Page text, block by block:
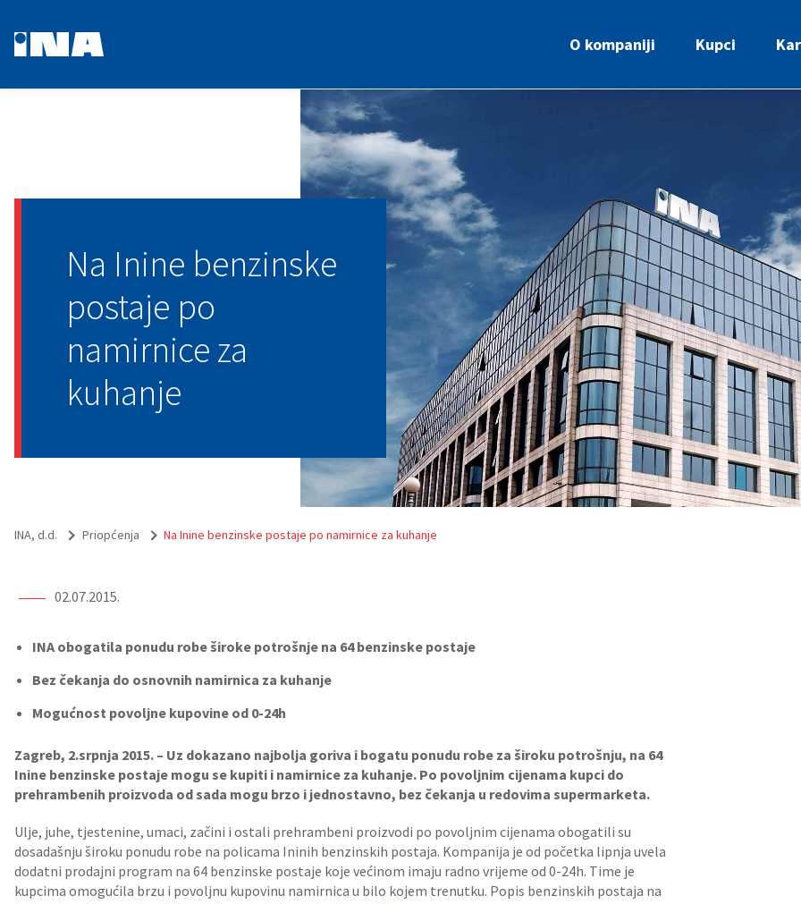
O kompaniji Kupci
Na Inine benzinske
postaje po
namirnice za
kuhanje
INA, d.d. Priopćenja Na Inine benzinske postaje po namirnice za kuhanje
02.07.2015.
INA obogatila ponudu robe široke potrošnje na 64 benzinske postaje
Bez čekanja do osnovnih namirnica za kuhanje
Mogućnost povoljne kupovine od 0-24h
Zagreb, 2.srpnja 2015. – Uz dokazano najbolja goriva i bogatu ponudu robe za široku potrošnju, na 64
Inine benzinske postaje mogu se kupiti i namirnice za kuhanje. Po povoljnim cijenama kupci do
prehrambenih proizvoda od sada mogu brzo i jednostavno, bez čekanja u redovima supermarketa.
Ulje, juhe, tjestenine, umaci, začini i ostali prehrambeni proizvodi po povoljnim cijenama obogatili su
dosadašnju široku ponudu robe na policama Ininih benzinskih postaja. Kompanija je od početka lipnja uvela
dodatni prodajni program na 64 benzinske postaje koje većinom imaju radno vrijeme od 0-24h. Time je
kupcima omogućila brzu i povoljnu kupovinu namirnica u bilo kojem trenutku. Popis benzinskih postaja na